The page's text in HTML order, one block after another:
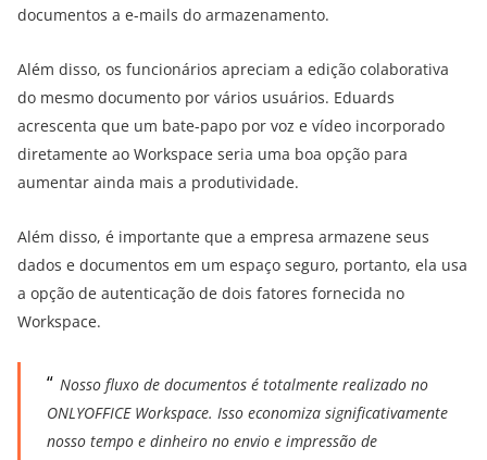
documentos a e-mails do armazenamento.
Além disso, os funcionários apreciam a edição colaborativa
do mesmo documento por vários usuários. Eduards
acrescenta que um bate-papo por voz e vídeo incorporado
diretamente ao Workspace seria uma boa opção para
aumentar ainda mais a produtividade.
Além disso, é importante que a empresa armazene seus
dados e documentos em um espaço seguro, portanto, ela usa
a opção de autenticação de dois fatores fornecida no
Workspace.
Nosso fluxo de documentos é totalmente realizado no
ONLYOFFICE Workspace. Isso economiza significativamente
nosso tempo e dinheiro no envio e impressão de